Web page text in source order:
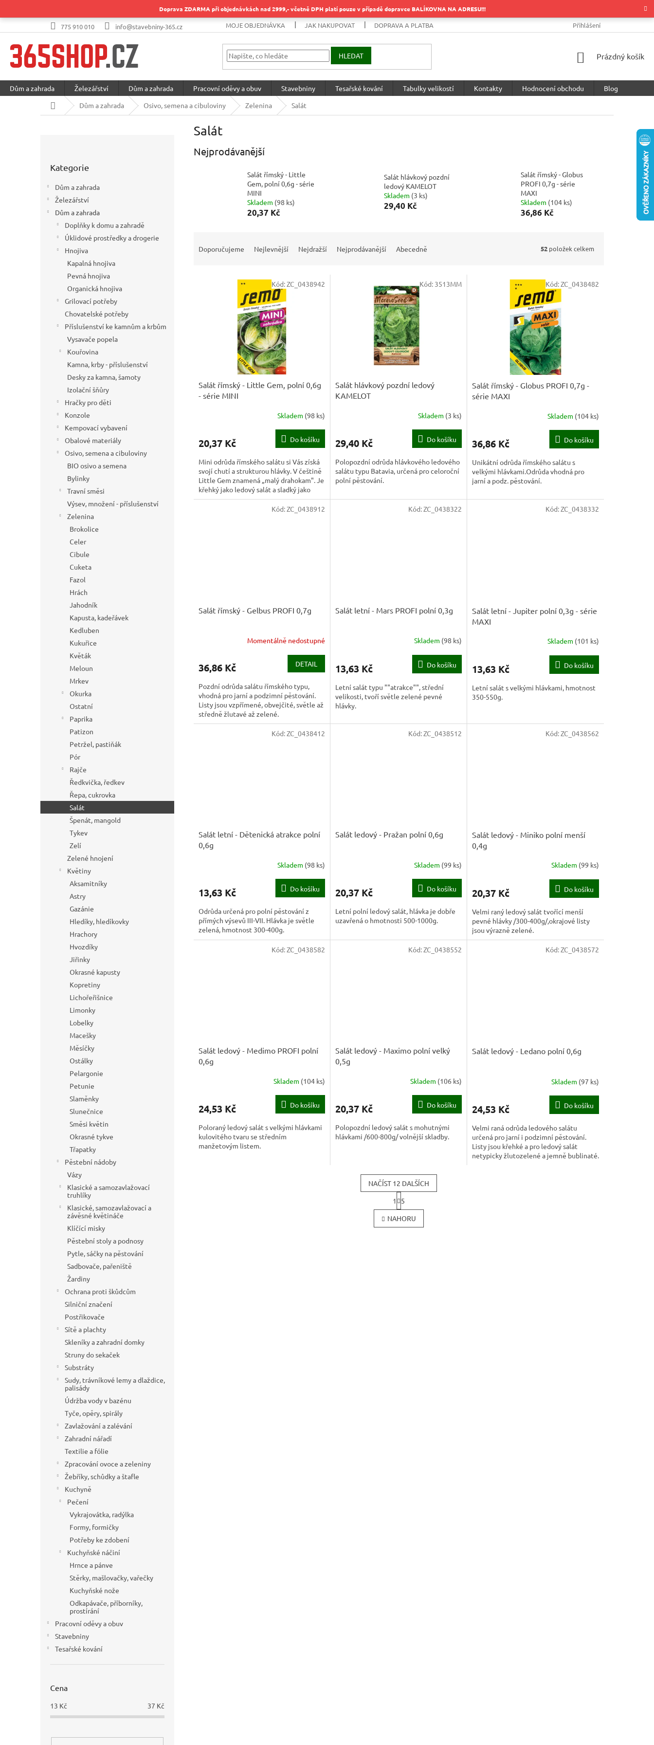
Doprava ZDARMA při objednávkách nad 2999,- včetně DPH platí pouze v případě dopravce BALÍKOVNA NA ADRESU!!!
775 910 010 info@stavebniny-365.cz MOJE OBJEDNÁVKA JAK NAKUPOVAT DOPRAVA A PLATBA PODMÍNKY OCHRANY OSOBNÍCH
Přihlášení
HLEDAT
NÁKUPNÍ
Prázdný košík
Dům a zahrada Železářství Dům a zahrada Pracovní oděvy a obuv Stavebniny Tesařské kování Tabulky velikostí Kontakty Hodnocení obchodu
Blog
Domů
Dům a zahrada Osivo, semena a cibuloviny Zelenina Salát
kategorie
Kategorie
Dům a zahrada
Železářství
Dům a zahrada
Doplňky k domu a zahradě
Úklidové prostředky a drogerie
Hnojiva
Kapalná hnojiva
Pevná hnojiva
Organická hnojiva
Grilovací potřeby
Chovatelské potřeby
Příslušenství ke kamnům a krbům
Vysavače popela
Kouřovina
Kamna, krby - příslušenství
Desky za kamna, šamoty
Izolační šňůry
Hračky pro děti
Konzole
Kempovací vybavení
Obalové materiály
Osivo, semena a cibuloviny
BIO osivo a semena
Bylinky
Travní směsi
Výsev, množení - příslušenství
Zelenina
Brokolice
Celer
Cibule
Cuketa
Fazol
Hrách
Jahodník
Kapusta, kadeřávek
Kedluben
Kukuřice
Květák
Meloun
Mrkev
Okurka
Ostatní
Paprika
Patizon
Petržel, pastiňák
Pór
Rajče
Ředkvička, ředkev
Řepa, cukrovka
Salát
Špenát, mangold
Tykev
Zelí
Zelené hnojení
Květiny
Aksamitníky
Astry
Gazánie
Hledíky, hledíkovky
Hrachory
Hvozdíky
Jiřinky
Okrasné kapusty
Kopretiny
Lichořeřišnice
Limonky
Lobelky
Macešky
Měsíčky
Ostálky
Pelargonie
Petunie
Slaměnky
Slunečnice
Směsi květin
Okrasné tykve
Třapatky
Pěstební nádoby
Vázy
Klasické a samozavlažovací
truhlíky
Klasické, samozavlažovací a
závěsné květináče
Klíčící misky
Pěstební stoly a podnosy
Pytle, sáčky na pěstování
Sadbovače, pařeniště
Žardiny
Ochrana proti škůdcům
Silniční značení
Postřikovače
Sítě a plachty
Skleníky a zahradní domky
Struny do sekaček
Substráty
Sudy, trávníkové lemy a dlaždice,
palisády
Údržba vody v bazénu
Tyče, opěry, spirály
Zavlažování a zalévání
Zahradní nářadí
Textilie a fólie
Zpracování ovoce a zeleniny
Žebříky, schůdky a štafle
Kuchyně
Pečení
Vykrajovátka, radýlka
Formy, formičky
Potřeby ke zdobení
Kuchyňské náčiní
Hrnce a pánve
Stěrky, mašlovačky, vařečky
Kuchyňské nože
Odkapávače, příborníky,
prostírání
Pracovní oděvy a obuv
Stavebniny
Tesařské kování
Cena
13 Kč 37 Kč
Salát
Nejprodávanější
Salát římský - Little
Gem, polní 0,6g - série
MINI
Skladem (98 ks)
20,37 Kč
Salát hlávkový pozdní
ledový KAMELOT
Skladem (3 ks)
29,40 Kč
Salát římský - Globus
PROFI 0,7g - série
MAXI
Skladem (104 ks)
36,86 Kč
Doporučujeme Nejlevnější Nejdražší Nejprodávanější Abecedně 52 položek celkem
Salát římský - Little Gem, polní 0,6g
- série MINI
Skladem (98 ks)
20,37 Kč Do košíku
Mini odrůda římského salátu si Vás získá
svojí chutí a strukturou hlávky. V češtině
Little Gem znamená „malý drahokam". Je
křehký jako ledový salát a sladký jako
klasický...
Kód:ZC_0438942
Salát hlávkový pozdní ledový
KAMELOT
Skladem (3 ks)
29,40 Kč Do košíku
Polopozdní odrůda hlávkového ledového
salátu typu Batavia, určená pro celoroční
polní pěstování.
Kód: 3513MM
Salát římský - Globus PROFI 0,7g -
série MAXI
Skladem (104 ks)
36,86 Kč Do košíku
Unikátní odrůda římského salátu s
velkými hlávkami.Odrůda vhodná pro
jarní a podz. pěstování.
Kód:ZC_0438482
Salát římský - Gelbus PROFI 0,7g
Momentálně nedostupné
36,86 Kč DETAIL
Pozdní odrůda salátu římského typu,
vhodná pro jarní a podzimní pěstování.
Listy jsou vzpřímené, obvejčité, světle až
středně žlutavé až zelené.
Kód:ZC_0438912
Salát letní - Mars PROFI polní 0,3g
Skladem (98 ks)
13,63 Kč Do košíku
Letní salát typu ""atrakce"", střední
velikosti, tvoří světle zelené pevné
hlávky.
Kód:ZC_0438322
Salát letní - Jupiter polní 0,3g - série
MAXI
Skladem (101 ks)
13,63 Kč Do košíku
Letní salát s velkými hlávkami, hmotnost
350-550g.
Kód:ZC_0438332
Salát letní - Dětenická atrakce polní
0,6g
Skladem (98 ks)
13,63 Kč Do košíku
Odrůda určená pro polní pěstování z
přímých výsevů III-VII. Hlávka je světle
zelená, hmotnost 300-400g.
Kód:ZC_0438412
Salát ledový - Pražan polní 0,6g
Skladem (99 ks)
20,37 Kč Do košíku
Letní polní ledový salát, hlávka je dobře
uzavřená o hmotnosti 500-1000g.
Kód:ZC_0438512
Salát ledový - Miniko polní menší
0,4g
Skladem (99 ks)
20,37 Kč Do košíku
Velmi raný ledový salát tvořící menší
pevné hlávky /300-400g/,okrajové listy
jsou výrazně zelené.
Kód:ZC_0438562
Salát ledový - Medimo PROFI polní
0,6g
Skladem (104 ks)
24,53 Kč Do košíku
Poloraný ledový salát s velkými hlávkami
kulovitého tvaru se středním
manžetovým listem.
Kód:ZC_0438582
Salát ledový - Maximo polní velký
0,5g
Skladem (106 ks)
20,37 Kč Do košíku
Polopozdní ledový salát s mohutnými
hlávkami /600-800g/ volnější skladby.
Kód:ZC_0438552
Salát ledový - Ledano polní 0,6g
Skladem (97 ks)
24,53 Kč Do košíku
Velmi raná odrůda ledového salátu
určená pro jarní i podzimní pěstování.
Listy jsou křehké a pro ledový salát
netypicky žlutozelené a jemně bublinaté.
Kód:ZC_0438572
O
v
l
NAČÍST 12 DALŠÍCH
S
t
r
á
n
1 5
NAHORU